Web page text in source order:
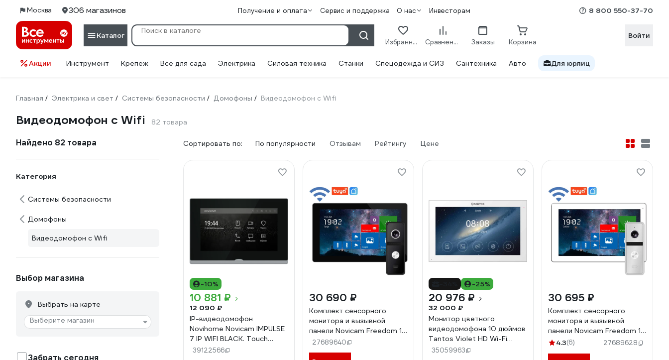
Москва 306 магазинов Получение и оплата Сервис и поддержка О нас Инвесторам 8 800 550-37-70
Каталог
Избранное Сравнение Заказы Корзина
Войти
Акции Инструмент Крепеж Всё для сада Электрика Силовая техника Станки Спецодежда и СИЗ Сантехника Авто Для юрлиц
Главная / Электрика и свет / Системы безопасности / Домофоны / Видеодомофон с Wifi
Видеодомофон с Wifi 82 товара
Найдено 82 товара
Категория
Системы безопасности
Домофоны
Видеодомофон с Wifi
Выбор магазина
Выбрать на карте
Выберите магазин
Забрать сегодня
Сортировать по: По популярности Отзывам Рейтингу Цене
-10%
10 881 ₽
12 090 ₽
IP-видеодомофон
Novihome Novicam IMPULSE
7 IP WIFI BLACK. Touch
screen 7. Поддержка 10
39122566
30 690 ₽
Комплект сенсорного
монитора и вызывной
панели Novicam Freedom 10
night fhd wifi kit 4230
27689640
-25%
20 976 ₽
32 000 ₽
Монитор цветного
видеодомофона 10 дюймов
Tantos Violet HD Wi-Fi
(White) 00-00326048
35059963
30 695 ₽
Комплект сенсорного
монитора и вызывной
панели Novicam Freedom 10
fhd wifi kit 4229
4.3(6) 27689628